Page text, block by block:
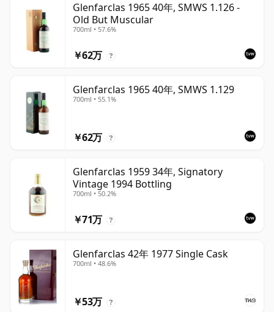
Glenfarclas 1965 40年, SMWS 1.126 -
Old But Muscular
700ml • 57.6%
￥62万 ?
Glenfarclas 1965 40年, SMWS 1.129
700ml • 55.1%
￥62万 ?
Glenfarclas 1959 34年, Signatory
Vintage 1994 Bottling
700ml • 50.2%
￥71万 ?
Glenfarclas 42年 1977 Single Cask
700ml • 48.6%
￥53万 ?